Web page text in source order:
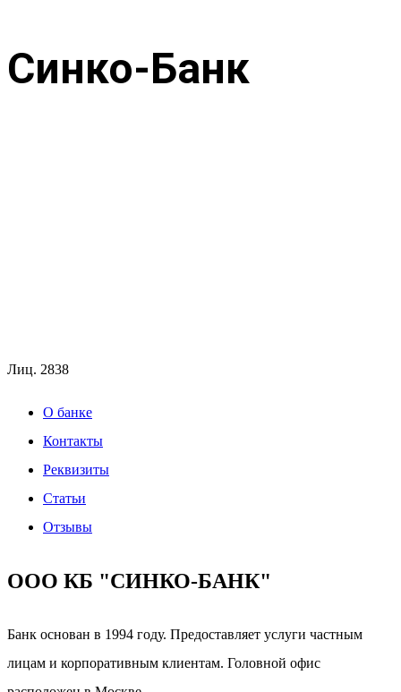
Синко-Банк
Лиц. 2838
О банке
Контакты
Реквизиты
Статьи
Отзывы
ООО КБ "СИНКО-БАНК"
Банк основан в 1994 году. Предоставляет услуги частным
лицам и корпоративным клиентам. Головной офис